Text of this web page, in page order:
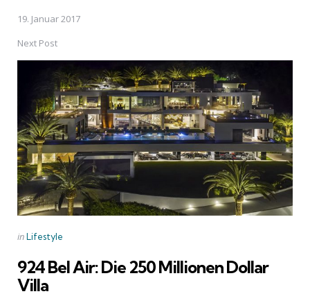
19. Januar 2017
Next Post
Posted
inLifestyle
924 Bel Air: Die 250 Millionen Dollar
Villa